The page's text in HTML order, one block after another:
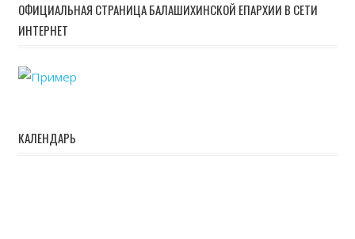
записям
ОФИЦИАЛЬНАЯ СТРАНИЦА БАЛАШИХИНСКОЙ ЕПАРХИИ В СЕТИ
ИНТЕРНЕТ
КАЛЕНДАРЬ